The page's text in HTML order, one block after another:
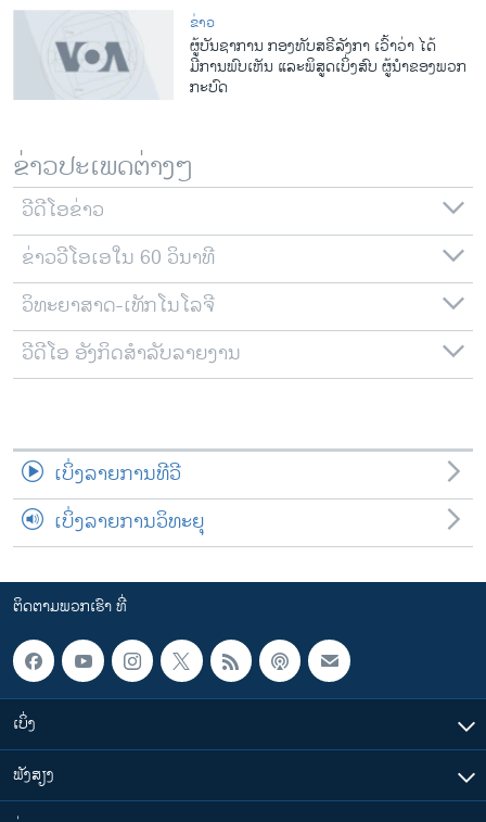
ລາຍການກະຈາຍສຽງ
ລາຍງານ
ຕິດຕາມພວກເຮົາ ທີ່
ພາສາຕ່າງໆ
ຂ່າວ
ຜູ້ບັນຊາການ ກອງທັບສຣີລັງກາ ເວົ້າວ່າ ໄດ້
ມີການພົບເຫັນ ແລະພິສູດເບິ່ງສົບ ຜູ້ນຳຂອງພວກ
ກະບົດ
ຂ່າວປະເພດຕ່າງໆ
ວີດີໂອຂ່າວ
ຂ່າວວີໂອເອໃນ 60 ວິນາທີ
ວິທະຍາສາດ-ເທັກໂນໂລຈີ
ວີດີໂອ ອັງກິດສຳລັບລາຍງານ
ເບິ່ງລາຍການທີວີ
ເບິ່ງລາຍການວິທະຍຸ
ຕິດຕາມພວກເຮົາ ທີ່
ເບິ່ງ
ຟັງສຽງ